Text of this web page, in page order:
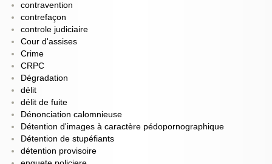
contravention
contrefaçon
controle judiciaire
Cour d'assises
Crime
CRPC
Dégradation
délit
délit de fuite
Dénonciation calomnieuse
Détention d'images à caractère pédopornographique
Détention de stupéfiants
détention provisoire